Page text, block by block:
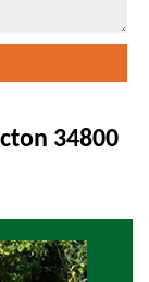
34800